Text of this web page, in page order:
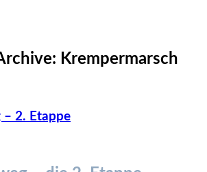
Krempermarsch
– 2. Etappe